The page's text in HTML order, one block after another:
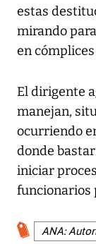
estas
mirando
en
El dirigente
manejan,
ocurriendo
donde
iniciar
funcionarios
ANA: